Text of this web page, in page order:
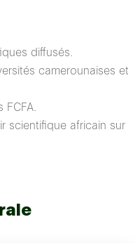
diffusés.
camerounaises et
FCFA.
scientifique africain sur